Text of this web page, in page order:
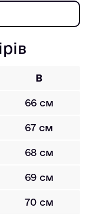
B
66 см
67 см
68 см
69 см
70 см